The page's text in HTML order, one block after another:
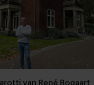
van René Bogaart